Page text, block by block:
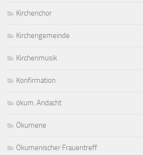
Kirchenchor
Kirchengemeinde
Kirchenmusik
Konfirmation
ökum. Andacht
Ökumene
Ökumenischer Frauentreff